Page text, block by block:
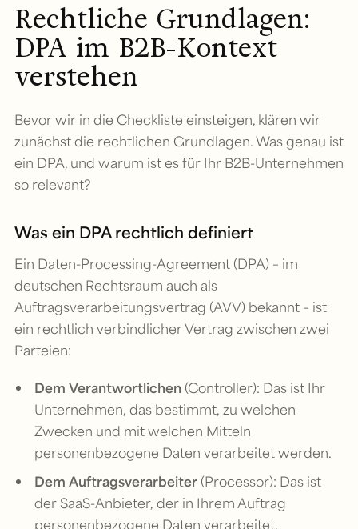
Rechtliche Grundlagen:
DPA im B2B-Kontext
verstehen
Bevor wir in die Checkliste einsteigen, klären wir
zunächst die rechtlichen Grundlagen. Was genau ist
ein DPA, und warum ist es für Ihr B2B-Unternehmen
so relevant?
Was ein DPA rechtlich definiert
Ein Daten-Processing-Agreement (DPA) – im
deutschen Rechtsraum auch als
Auftragsverarbeitungsvertrag (AVV) bekannt – ist
ein rechtlich verbindlicher Vertrag zwischen zwei
Parteien:
Dem Verantwortlichen (Controller): Das ist Ihr
Unternehmen, das bestimmt, zu welchen
Zwecken und mit welchen Mitteln
personenbezogene Daten verarbeitet werden.
Dem Auftragsverarbeiter(Processor): Das ist
der SaaS-Anbieter, der in Ihrem Auftrag
personenbezogene Daten verarbeitet.